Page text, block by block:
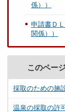
係））
申請書Ｄ
関係））
このペー
採取のための施
温泉の採取の許